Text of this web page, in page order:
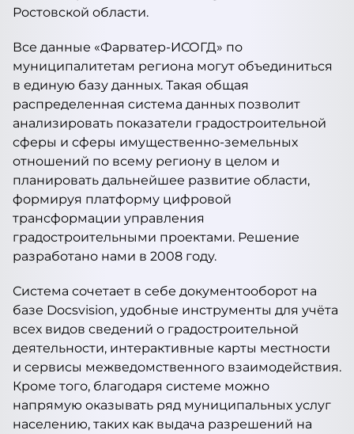
Ростовской области.
Все данные «Фарватер-ИСОГД» по
муниципалитетам региона могут объединиться
в единую базу данных. Такая общая
распределенная cистема данных позволит
анализировать показатели градостроительной
сферы и сферы имущественно-земельных
отношений по всему региону в целом и
планировать дальнейшее развитие области,
формируя платформу цифровой
трансформации управления
градостроительными проектами. Решение
разработано нами в 2008 году.
Система сочетает в себе документооборот на
базе Docsvision, удобные инструменты для учёта
всех видов сведений о градостроительной
деятельности, интерактивные карты местности
и сервисы межведомственного взаимодействия.
Кроме того, благодаря системе можно
напрямую оказывать ряд муниципальных услуг
населению, таких как выдача разрешений на